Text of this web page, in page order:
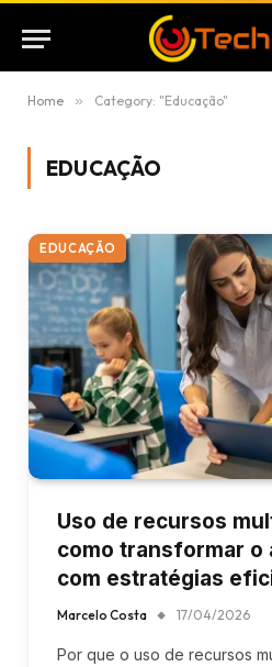
Home » Category: "Educação"
EDUCAÇÃO
EDUCAÇÃO
Uso de recursos
como transformar o
com estratégias
Marcelo Costa 17/04/2026
Por que o uso de recursos